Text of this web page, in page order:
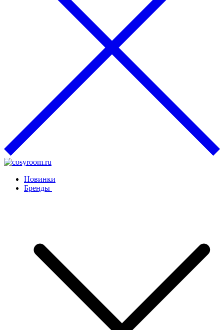
Новинки
Бренды